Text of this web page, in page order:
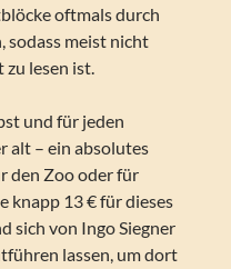
oftmals durch
sodass meist nicht
zu lesen ist.
und für jeden
alt – ein absolutes
den Zoo oder für
knapp 13 € für dieses
sich von Ingo Siegner
lassen, um dort